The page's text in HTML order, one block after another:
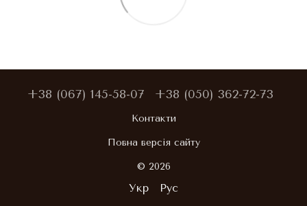
+38 (067) 145-58-07 +38 (050) 362-72-73
Контакти
Повна версія сайту
© 2026
Укр Рус